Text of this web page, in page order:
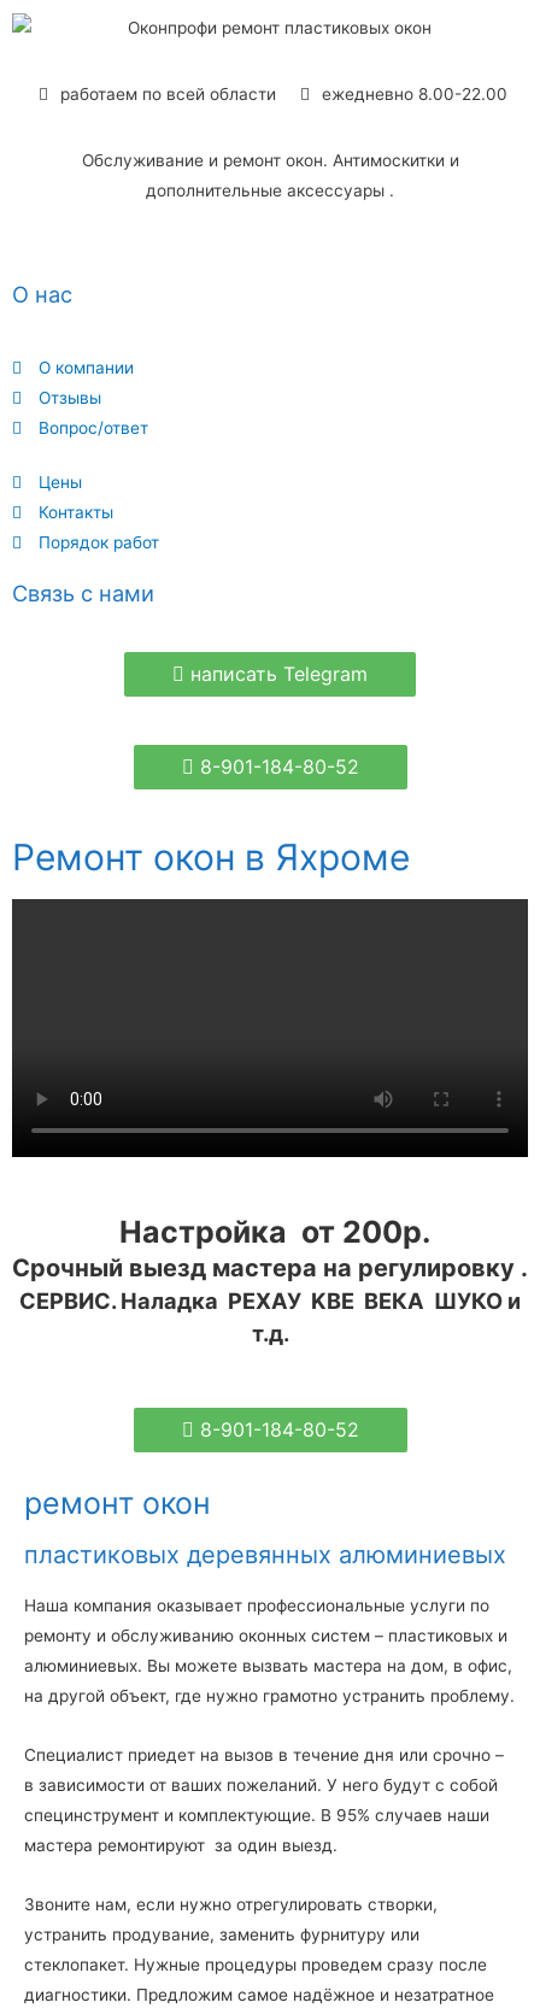
Связь с нами
написать Telegram
8-901-184-80-52
О нас
О компании
Отзывы
Вопрос/ответ
Цены
Контакты
Порядок работ
работаем по всей области ежедневно 8.00-22.00
Обслуживание и ремонт окон. Антимоскитки и
дополнительные аксессуары .
Ремонт окон в Яхроме
Настройка от 200р.
Срочный выезд мастера на регулировку .
СЕРВИС. Наладка РЕХАУ KBE ВЕКА ШУКО и
т.д.
8-901-184-80-52
ремонт окон
пластиковых деревянных алюминиевых
Наша компания оказывает профессиональные услуги по
ремонту и обслуживанию оконных систем – пластиковых и
алюминиевых. Вы можете вызвать мастера на дом, в офис,
на другой объект, где нужно грамотно устранить проблему.
Специалист приедет на вызов в течение дня или срочно –
в зависимости от ваших пожеланий. У него будут с собой
специнструмент и комплектующие. В 95% случаев наши
мастера ремонтируют за один выезд.
Звоните нам, если нужно отрегулировать створки,
устранить продувание, заменить фурнитуру или
стеклопакет. Нужные процедуры проведем сразу после
диагностики. Предложим самое надёжное и незатратное